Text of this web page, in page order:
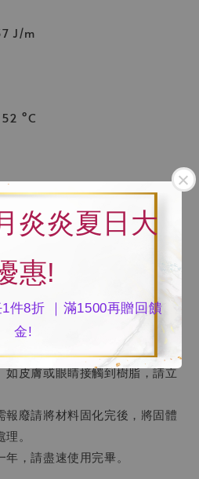
炎炎夏日大
惠!
1件8折 ｜滿1500再贈回饋
金!
J/m
°C
和保存本樹脂。
脂。
、並以氣槍吹乾，如浸泡酒精
光瓶罐內，並避免和新料混
可及範圍外，並避免陽光直接
如皮膚或眼睛接觸到樹脂，請立
廢請將材料固化完後，將固體
。
，請盡速使用完畢。